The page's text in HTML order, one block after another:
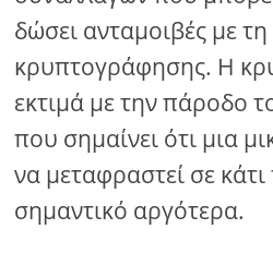
δώσει ανταμοιβές με
κρυπτογράφησης. Η
εκτιμά με την πάροδο
που σημαίνει ότι μια
να μεταφραστεί σε
σημαντικό αργότερα.